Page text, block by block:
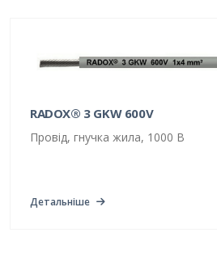
промисловість
RADOX® 3 GKW 600V
Провід, гнучка жила, 1000 В
Детальніше